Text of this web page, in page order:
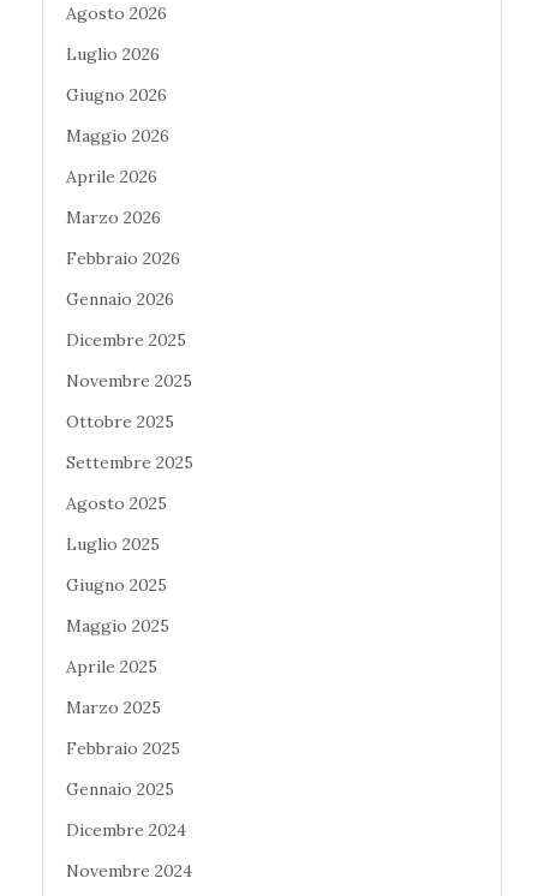
Agosto 2026
Luglio 2026
Giugno 2026
Maggio 2026
Aprile 2026
Marzo 2026
Febbraio 2026
Gennaio 2026
Dicembre 2025
Novembre 2025
Ottobre 2025
Settembre 2025
Agosto 2025
Luglio 2025
Giugno 2025
Maggio 2025
Aprile 2025
Marzo 2025
Febbraio 2025
Gennaio 2025
Dicembre 2024
Novembre 2024